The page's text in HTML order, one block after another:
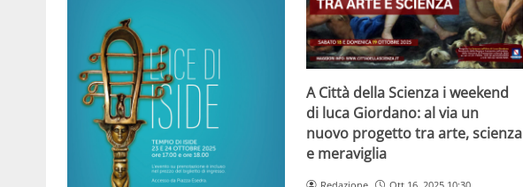
A Città della Scienza i weekend
di luca Giordano: al via un
nuovo progetto tra arte, scienza
e meraviglia